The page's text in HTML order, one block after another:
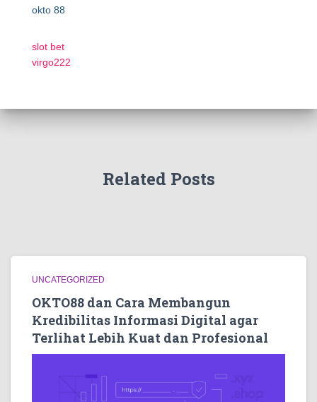
okto 88
slot bet
virgo222
Related Posts
UNCATEGORIZED
OKTO88 dan Cara Membangun
Kredibilitas Informasi Digital agar
Terlihat Lebih Kuat dan Profesional